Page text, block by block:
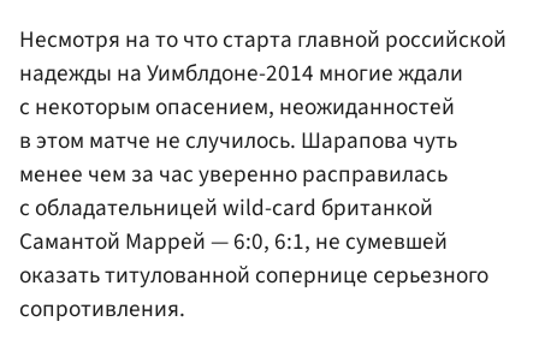
Несмотря на то что старта главной российской
надежды на Уимблдоне-2014 многие ждали
с некоторым опасением, неожиданностей
в этом матче не случилось. Шарапова чуть
менее чем за час уверенно расправилась
с обладательницей wild-card британкой
Самантой Маррей — 6:0, 6:1, не сумевшей
оказать титулованной сопернице серьезного
сопротивления.